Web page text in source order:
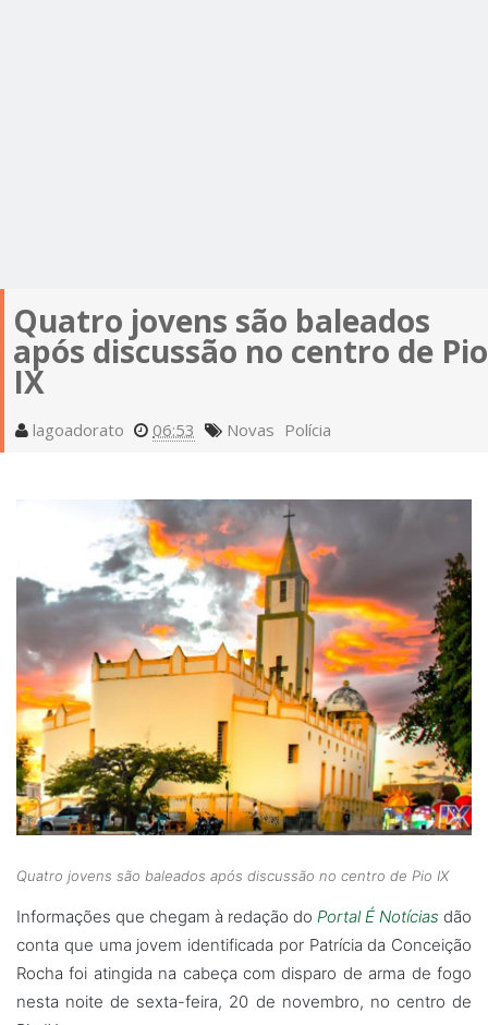
Quatro jovens são baleados
após discussão no centro de Pio
IX
lagoadorato 06:53 Novas Polícia
Quatro jovens são baleados após discussão no centro de Pio IX
Informações que chegam à redação do Portal É Notícias dão
conta que uma jovem identificada por Patrícia da Conceição
Rocha foi atingida na cabeça com disparo de arma de fogo
nesta noite de sexta-feira, 20 de novembro, no centro de